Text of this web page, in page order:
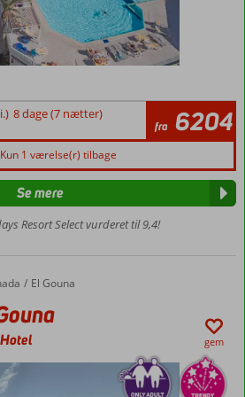
8 dage (7 nætter)
fra 6204
Kun 1 værelse(r) tilbage
Resort Select vurderet til 9,4!
Se mere
El Gouna
Hotel gem